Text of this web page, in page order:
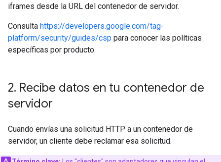
iframes desde la URL del contenedor de servidor.
Consulta https://developers.google.com/tag-
platform/security/guides/csp para conocer las políticas
específicas por producto.
2. Recibe datos en tu contenedor de
servidor
Cuando envías una solicitud HTTP a un contenedor de
servidor, un cliente debe reclamar esa solicitud.